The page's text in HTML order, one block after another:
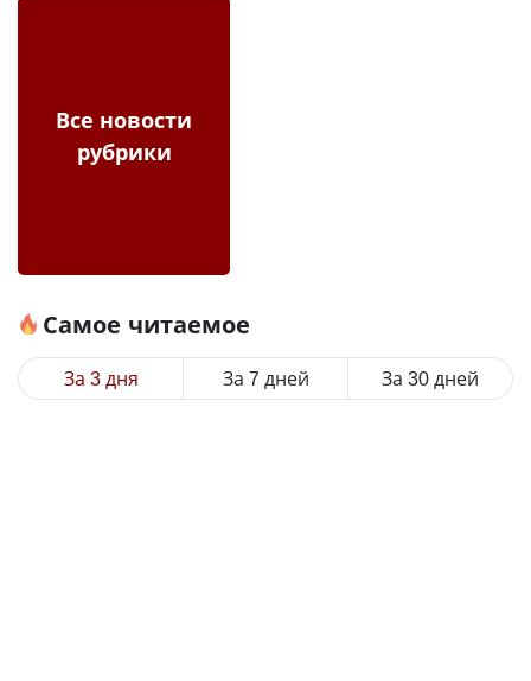
Все новости
рубрики
Самое читаемое
За 3 дня За 7 дней За 30 дней